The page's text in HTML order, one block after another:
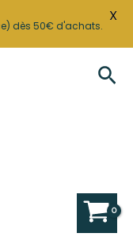
dès 50€ d'achats.
X